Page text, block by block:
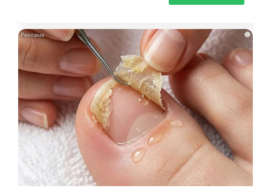
i